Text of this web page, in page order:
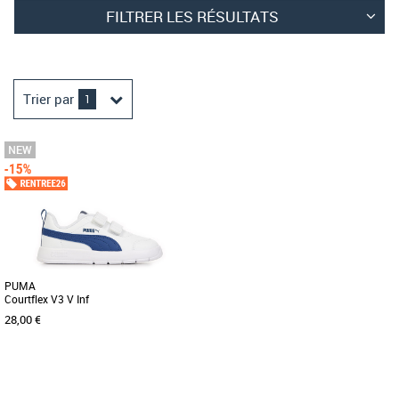
FILTRER LES RÉSULTATS
Trier par 1
PUMA
Courtflex V3 V Inf
28,00 €